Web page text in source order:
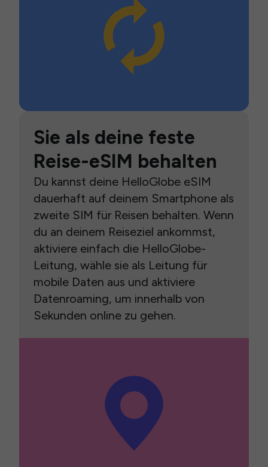
Sie als deine feste
Reise-eSIM behalten
Du kannst deine HelloGlobe eSIM
dauerhaft auf deinem Smartphone als
zweite SIM für Reisen behalten. Wenn
du an deinem Reiseziel ankommst,
aktiviere einfach die HelloGlobe-
Leitung, wähle sie als Leitung für
mobile Daten aus und aktiviere
Datenroaming, um innerhalb von
Sekunden online zu gehen.